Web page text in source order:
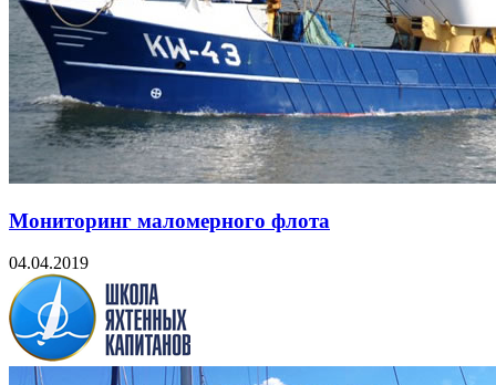
Мониторинг маломерного флота
04.04.2019